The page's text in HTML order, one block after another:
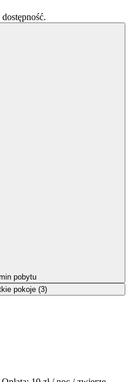
pobytu
pokoje (3)